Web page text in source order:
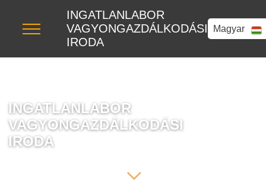
INGATLANLABOR
VAGYONGAZDÁLKODÁSI
IRODA
Magyar
INGATLANLABOR
VAGYONGAZDÁLKODÁSI
IRODA